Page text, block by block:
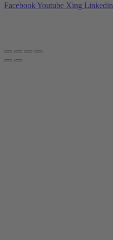
Facebook Youtube Xing Linkedin